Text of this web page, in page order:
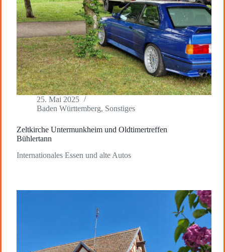
25. Mai 2025
Baden Württemberg, Sonstiges
Zeltkirche Untermunkheim und Oldtimertreffen
Bühlertann
Internationales Essen und alte Autos